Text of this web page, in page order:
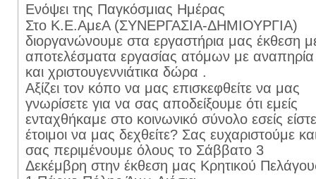
Ενόψει της Παγκόσμιας Ημέρας
Στο Κ.Ε.ΑμεΑ (ΣΥΝΕΡΓΑΣΙΑ-ΔΗΜΙΟΥΡΓΙΑ)
διοργανώνουμε στα εργαστήρια μας έκθεση
αποτελέσματα εργασίας ατόμων με αναπηρία
και χριστουγεννιάτικα δώρα .
Αξίζει τον κόπο να μας επισκεφθείτε να μας
γνωρίσετε για να σας αποδείξουμε ότι εμείς
ενταχθήκαμε στο κοινωνικό σύνολο εσείς είστε
έτοιμοι να μας δεχθείτε? Σας ευχαριστούμε
σας περιμένουμε όλους το Σάββατο 3
Δεκέμβρη στην έκθεση μας Κρητικού